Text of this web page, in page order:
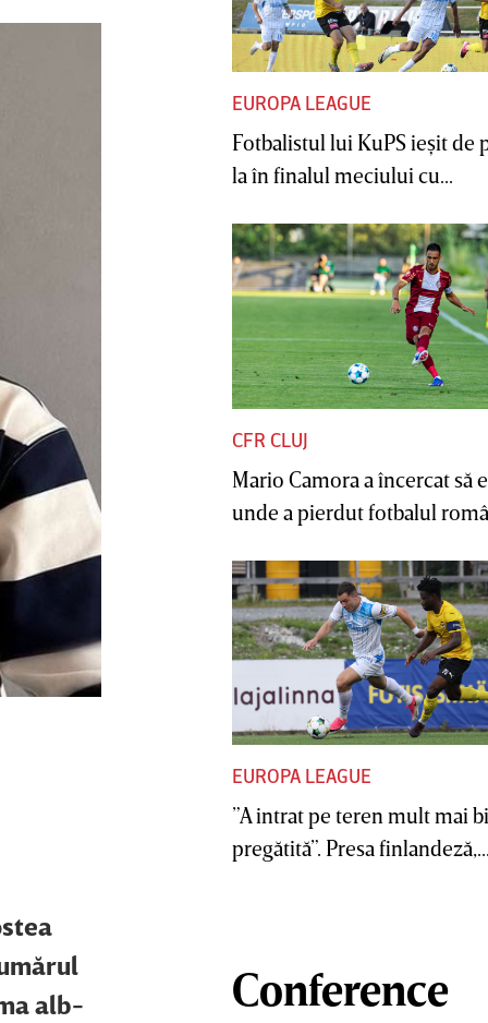
alb-
EUROPA LEAGUE
Fotbalistul lui KuPS ieşit de
la în finalul meciului cu...
CFR CLUJ
Mario Camora a încercat să
unde a pierdut fotbalul
EUROPA LEAGUE
”A intrat pe teren mult mai
pregătită”. Presa
Conference